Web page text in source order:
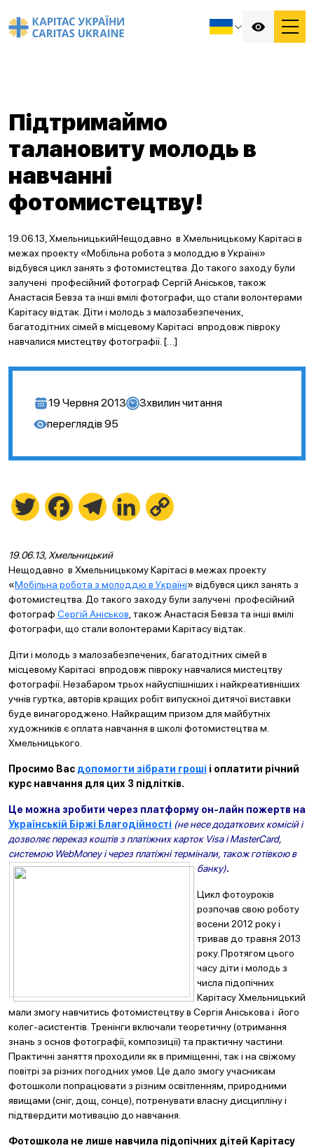
Підтримаймо
талановиту молодь в
навчанні
фотомистецтву!
19.06.13, ХмельницькийНещодавно в Хмельницькому Карітасі в
межах проекту «Мобільна робота з молоддю в Україні»
відбувся цикл занять з фотомистецтва. До такого заходу були
залучені професійний фотограф Сергій Аніськов, також
Анастасія Бевза та інші вмілі фотографи, що стали волонтерами
Карітасу відтак. Діти і молодь з малозабезпечених,
багатодітних сімей в місцевому Карітасі впродовж півроку
навчалися мистецтву фотографії. […]
19 Червня 2013 3хвилин читання
переглядів 95
Twitter FacebookTelegramLinkedIn
19.06.13, Хмельницький
Нещодавно в Хмельницькому Карітасі в межах проекту
«Мобільна робота з молоддю в Україні» відбувся цикл занять з
фотомистецтва. До такого заходу були залучені професійний
фотограф Сергій Аніськов , також Анастасія Бевза та інші вмілі
фотографи, що стали волонтерами Карітасу відтак.
Діти і молодь з малозабезпечених, багатодітних сімей в
місцевому Карітасі впродовж півроку навчалися мистецтву
фотографії. Незабаром трьох найуспішніших і найкреативніших
учнів гуртка, авторів кращих робіт випускної дитячої виставки
буде винагороджено. Найкращим призом для майбутніх
художників є оплата навчання в школі фотомистецтва м.
Хмельницького.
Просимо Вас допомогти зібрати гроші і оплатити річний
курс навчання для цих 3 підлітків.
Це можна зробити через платформу он-лайн пожертв на
Українській Біржі Благодійності (не несе додаткових комісій і
дозволяє переказ коштів з платіжних карток Visa і MasterCard,
системою WebMoney і через платіжні термінали, також готівкою в
банку).
Цикл фотоуроків
розпочав свою роботу
восени 2012 року і
тривав до травня 2013
року. Протягом цього
часу діти і молодь з
числа підопічних
Карітасу Хмельницький
мали змогу навчитись фотомистецтву в Сергія Аніськова і його
колег-асистентів. Тренінги включали теоретичну (отримання
знань з основ фотографії, композиції) та практичну частини.
Практичні заняття проходили як в приміщенні, так і на свіжому
повітрі за різних погодних умов. Це дало змогу учасникам
фотошколи попрацювати з різним освітленням, природними
явищами (сніг, дощ, сонце), потренувати власну дисципліну і
підтвердити мотивацію до навчання.
Фотошкола не лише навчила підопічних дітей Карітасу